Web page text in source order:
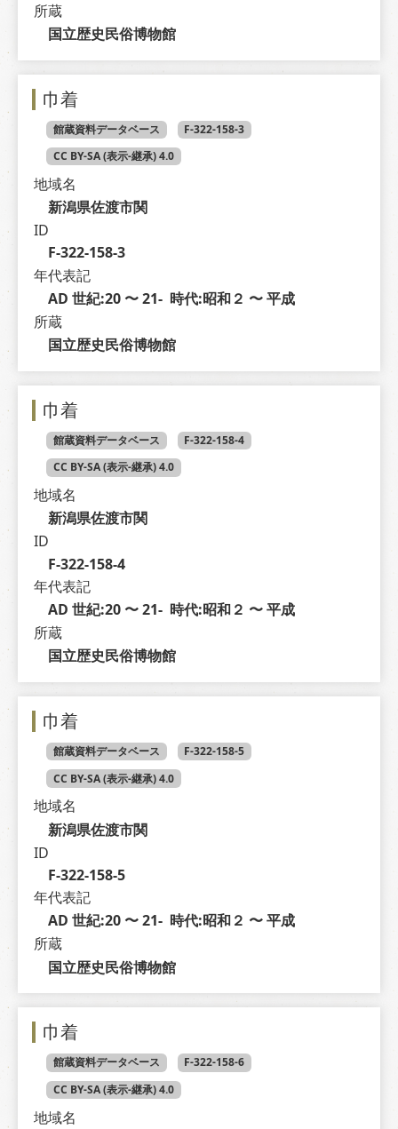
所蔵
国立歴史民俗博物館
巾着
館蔵資料データベース
F-322-158-3
CC BY-SA (表示-継承) 4.0
地域名
新潟県佐渡市関
ID
F-322-158-3
年代表記
AD 世紀:20 〜 21-  時代:昭和２ 〜 平成
所蔵
国立歴史民俗博物館
巾着
館蔵資料データベース
F-322-158-4
CC BY-SA (表示-継承) 4.0
地域名
新潟県佐渡市関
ID
F-322-158-4
年代表記
AD 世紀:20 〜 21-  時代:昭和２ 〜 平成
所蔵
国立歴史民俗博物館
巾着
館蔵資料データベース
F-322-158-5
CC BY-SA (表示-継承) 4.0
地域名
新潟県佐渡市関
ID
F-322-158-5
年代表記
AD 世紀:20 〜 21-  時代:昭和２ 〜 平成
所蔵
国立歴史民俗博物館
巾着
館蔵資料データベース
F-322-158-6
CC BY-SA (表示-継承) 4.0
地域名